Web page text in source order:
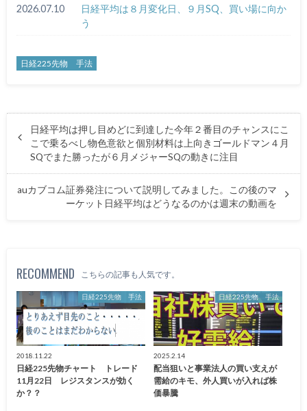
2026.07.10
日経平均は８月変化日、９月SQ、買い場に向か
う
日経225先物 手法
日経平均は押し目めどに到達した今年２番目のチャンスにこ
こで乗るべし物色意欲と個別材料は上向きゴールドマン４月
SQでまた勝ったが６月メジャーSQの動きに注目
auカブコム証券発注について説明してみました。この後のマ
ーケット日経平均はどうなるのかは週末の動画を
RECOMMEND こちらの記事も人気です。
日経225先物 手法
2018.11.22
日経225先物チャート トレード
11月22日 レジスタンスが効く
か？？
日経225先物 手法
2025.2.14
配当狙いと事業法人の買い支えが
需給のキモ、外人買いが入れば株
価暴騰